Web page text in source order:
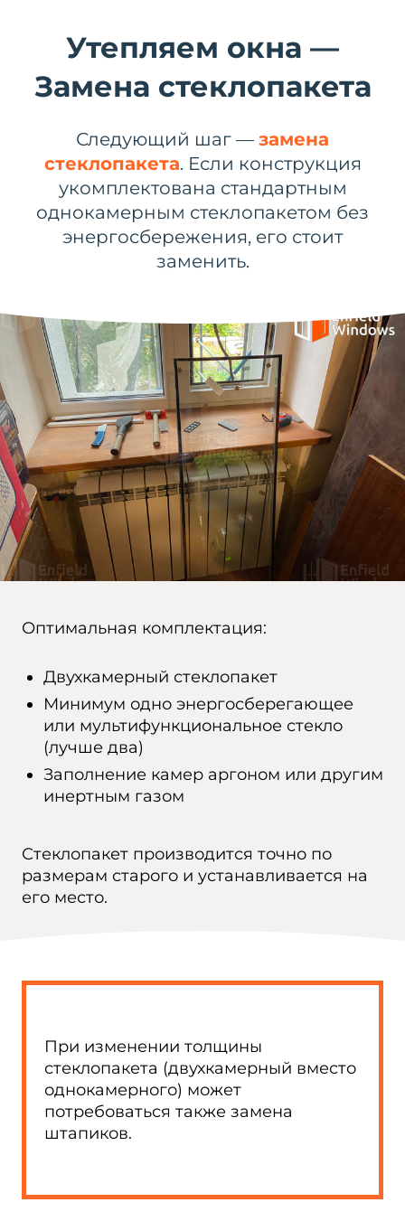
Утепляем окна —
Замена стеклопакета
Следующий шаг — замена
стеклопакета. Если конструкция
укомплектована стандартным
однокамерным стеклопакетом без
энергосбережения, его стоит
заменить.
Оптимальная комплектация:
Двухкамерный стеклопакет
Минимум одно энергосберегающее
или мультифункциональное стекло
(лучше два)
Заполнение камер аргоном или другим
инертным газом
Стеклопакет производится точно по
размерам старого и устанавливается на
его место.
При изменении толщины
стеклопакета (двухкамерный вместо
однокамерного) может
потребоваться также замена
штапиков.